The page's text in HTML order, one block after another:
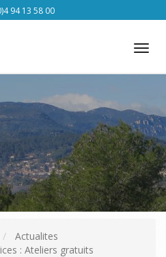
94 13 58 00
Actualites
: Ateliers gratuits